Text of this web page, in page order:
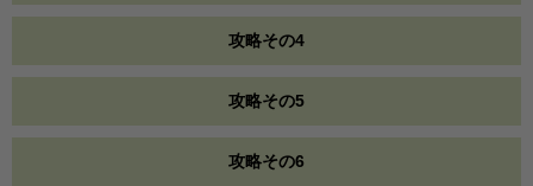
攻略その4
攻略その5
攻略その6